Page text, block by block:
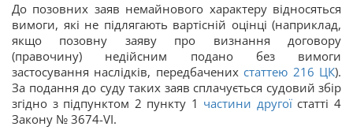
До позовних заяв немайнового характеру відносяться
вимоги, які не підлягають вартісній оцінці (наприклад,
якщо позовну заяву про визнання договору
(правочину) недійсним подано без вимоги
застосування наслідків, передбаченихстаттею 216 ЦК).
За подання до суду таких заяв сплачується судовий збір
згідно з підпунктом 2 пункту 1 частини другоїстатті 4
Закону № 3674-VI.